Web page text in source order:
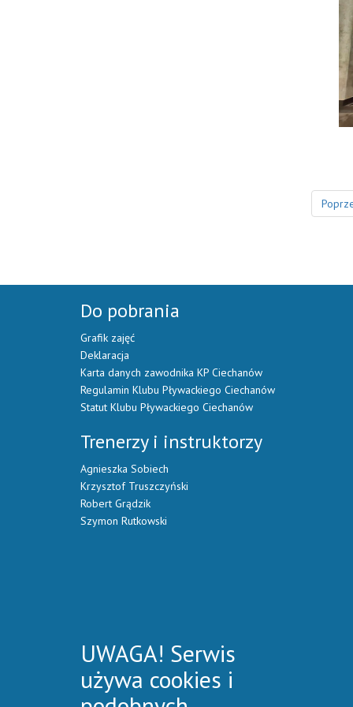
Do pobrania
Grafik zajęć
Deklaracja
Karta danych zawodnika KP Ciechanów
Regulamin Klubu Pływackiego Ciechanów
Statut Klubu Pływackiego Ciechanów
Trenerzy i instruktorzy
Agnieszka Sobiech
Krzysztof Truszczyński
Robert Grądzik
Szymon Rutkowski
UWAGA! Serwis
używa cookies i